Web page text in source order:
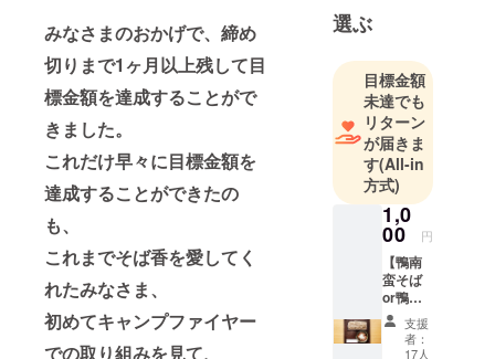
みなさまのおかげで、締め
切りまで1ヶ月以上残して目
標金額を達成することがで
きました。
これだけ早々に目標金額を
達成することができたの
も、
これまでそば香を愛してく
れたみなさま、
初めてキャンプファイヤー
での取り組みを見て、
選ぶ
目標金額
未達でも
リターン
が届きま
す(All-in
方式)
1,0
00 円
【鴨南
蛮そば
or鴨せ
いろ1回
食事券
+心のこ
支援
者：
17人